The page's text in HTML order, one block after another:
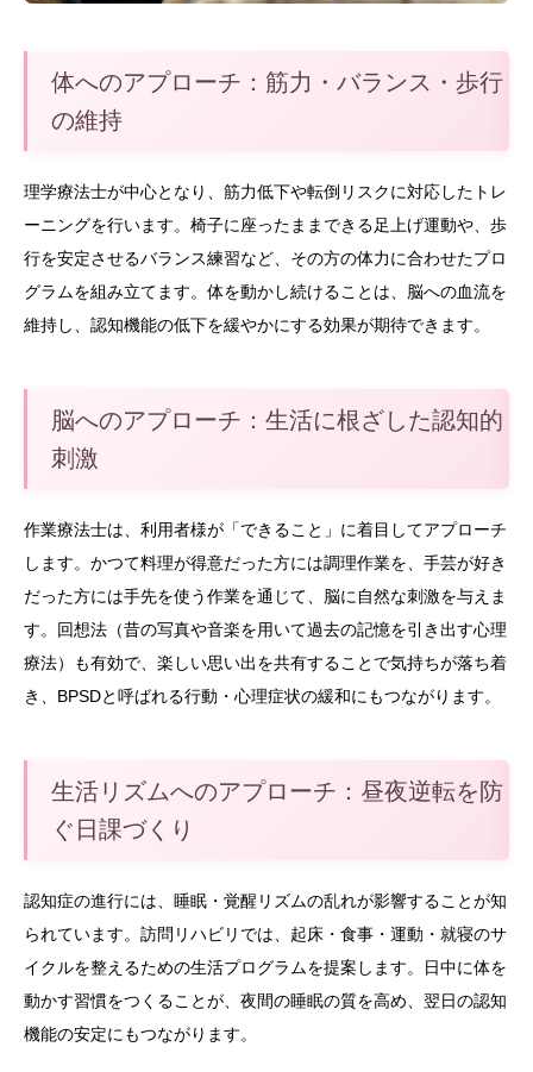
体へのアプローチ：筋力・バランス・歩行
の維持
理学療法士が中心となり、筋力低下や転倒リスクに対応したトレ
ーニングを行います。椅子に座ったままできる足上げ運動や、歩
行を安定させるバランス練習など、その方の体力に合わせたプロ
グラムを組み立てます。体を動かし続けることは、脳への血流を
維持し、認知機能の低下を緩やかにする効果が期待できます。
脳へのアプローチ：生活に根ざした認知的
刺激
作業療法士は、利用者様が「できること」に着目してアプローチ
します。かつて料理が得意だった方には調理作業を、手芸が好き
だった方には手先を使う作業を通じて、脳に自然な刺激を与えま
す。回想法（昔の写真や音楽を用いて過去の記憶を引き出す心理
療法）も有効で、楽しい思い出を共有することで気持ちが落ち着
き、BPSDと呼ばれる行動・心理症状の緩和にもつながります。
生活リズムへのアプローチ：昼夜逆転を防
ぐ日課づくり
認知症の進行には、睡眠・覚醒リズムの乱れが影響することが知
られています。訪問リハビリでは、起床・食事・運動・就寝のサ
イクルを整えるための生活プログラムを提案します。日中に体を
動かす習慣をつくることが、夜間の睡眠の質を高め、翌日の認知
機能の安定にもつながります。